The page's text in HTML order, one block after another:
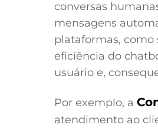
conversas
mensagens
plataformas, como
eficiência do
usuário e,
Por exemplo, a
atendimento ao